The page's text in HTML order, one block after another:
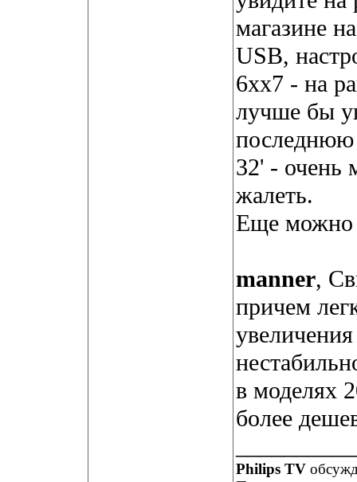
магазине
USB,
6хх7 - на
лучше бы
32' - очень
жалеть.
Еще можно
manner,
причем
в моделях
более
Philips TV